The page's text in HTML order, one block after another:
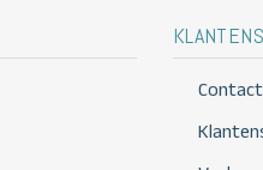
Contact